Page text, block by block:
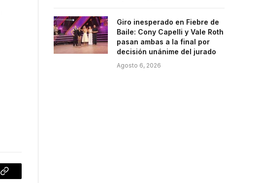
Copiar
Giro inesperado en Fiebre de
Baile: Cony Capelli y Vale Roth
pasan ambas a la final por
decisión unánime del jurado
Agosto 6, 2026